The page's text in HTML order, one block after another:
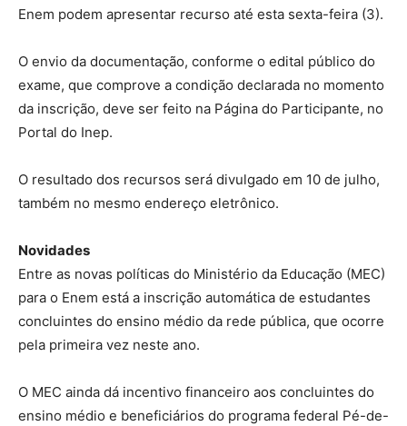
Enem podem apresentar recurso até esta sexta-feira (3).
O envio da documentação, conforme o edital público do
exame, que comprove a condição declarada no momento
da inscrição, deve ser feito na Página do Participante, no
Portal do Inep.
O resultado dos recursos será divulgado em 10 de julho,
também no mesmo endereço eletrônico.
Novidades
Entre as novas políticas do Ministério da Educação (MEC)
para o Enem está a inscrição automática de estudantes
concluintes do ensino médio da rede pública, que ocorre
pela primeira vez neste ano.
O MEC ainda dá incentivo financeiro aos concluintes do
ensino médio e beneficiários do programa federal Pé-de-